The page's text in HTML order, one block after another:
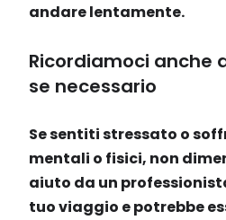
andare lentamente.
Ricordiamoci anche
se necessario
Se sentiti stressato o
mentali o fisici, non
aiuto da un
tuo viaggio e potrebbe